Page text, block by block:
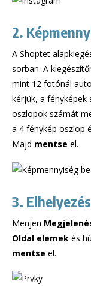
2.
A Shoptet
sorban. A
mint 12 fotónál
kérjük, a fényképek
oszlopok számát
a 4 fénykép oszlop
Majd mentse el.
3.
Menjen
Oldal elemek és
mentse el.